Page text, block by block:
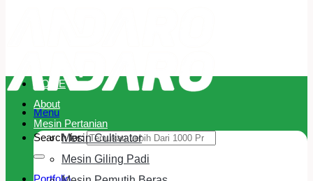
Menu
Search for:
Portfolio
HOME
About
Mesin Pertanian
Mesin Cultivator
Mesin Giling Padi